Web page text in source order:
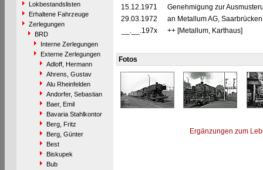
Lokbestandslisten
Erhaltene Fahrzeuge
Zerlegungen
BRD
Interne Zerlegungen
Externe Zerlegungen
Adloff, Hermann
Ahrens, Gustav
Alu Rheinfelden
Andorfer, Sebastian
Baer, Emil
Bavaria Stahlkontor
Berg, Fritz
Berg, Günter
Best
Biskupek
Bub
15.12.1971
Genehmigung zur
29.03.1972
an Metallum AG,
__.__.197x
++ [Metallum, Karthaus]
Fotos
Ergänzungen zum